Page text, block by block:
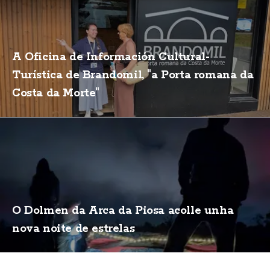
A Oficina de Información Cultural-
Turística de Brandomil, "a Porta romana da
Costa da Morte"
O Dolmen da Arca da Piosa acolle unha
nova noite de estrelas